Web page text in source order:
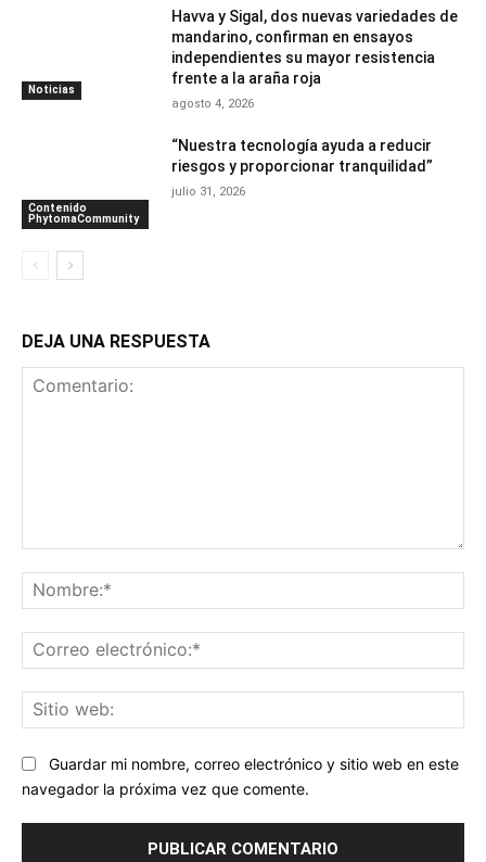
Noticias
Havva y Sigal, dos nuevas variedades de
mandarino, confirman en ensayos
independientes su mayor resistencia
frente a la araña roja
agosto 4, 2026
Contenido
PhytomaCommunity
“Nuestra tecnología ayuda a reducir
riesgos y proporcionar tranquilidad”
julio 31, 2026
DEJA UNA RESPUESTA
Guardar mi nombre, correo electrónico y sitio web en este
navegador la próxima vez que comente.